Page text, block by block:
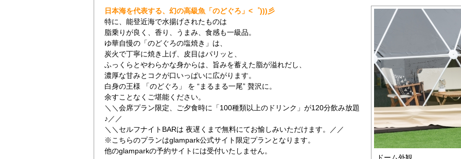
日本海を代表する、幻の高級魚「のどぐろ」<゜)))彡
特に、能登近海で水揚げされたものは
脂乗りが良く、香り、うまみ、食感も一級品。
ゆ華自慢の「のどぐろの塩焼き」は、
炭火で丁寧に焼き上げ、皮目はパリッと、
ふっくらとやわらかな身からは、旨みを蓄えた脂が溢れだし、
濃厚な甘みとコクが口いっぱいに広がります。
白身の王様 「のどぐろ」 を “まるまる一尾” 贅沢に。
余すことなくご堪能ください。
＼＼会席プラン限定、ご夕食時に「100種類以上のドリンク」が120分飲み放題
♪／／
＼＼セルフナイトBARは 夜遅くまで無料にてお愉しみいただけます。／／
※こちらのプランはglampark公式サイト限定プランとなります。
他のglamparkの予約サイトには受付いたしません。